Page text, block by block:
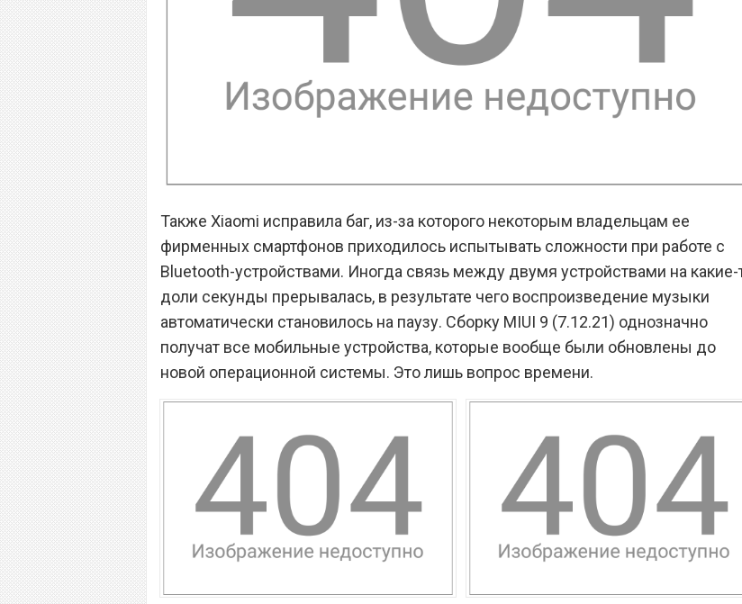
Также Xiaomi исправила баг, из-за которого некоторым владельцам ее
фирменных смартфонов приходилось испытывать сложности при работе с
Bluetooth-устройствами. Иногда связь между двумя устройствами на какие-
доли секунды прерывалась, в результате чего воспроизведение музыки
автоматически становилось на паузу. Сборку MIUI 9 (7.12.21) однозначно
получат все мобильные устройства, которые вообще были обновлены до
новой операционной системы. Это лишь вопрос времени.